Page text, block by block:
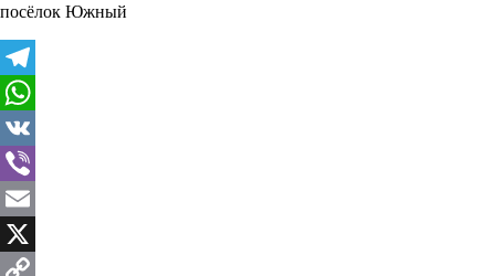
посёлок Южный
Telegram
WhatsApp
VK
Viber
Email
X